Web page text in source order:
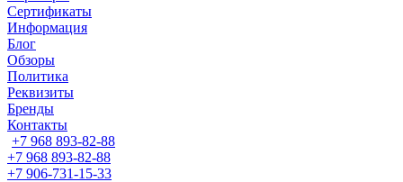
Сертификаты
Информация
Блог
Обзоры
Политика
Реквизиты
Бренды
Контакты
+7 968 893-82-88
+7 968 893-82-88
+7 906-731-15-33